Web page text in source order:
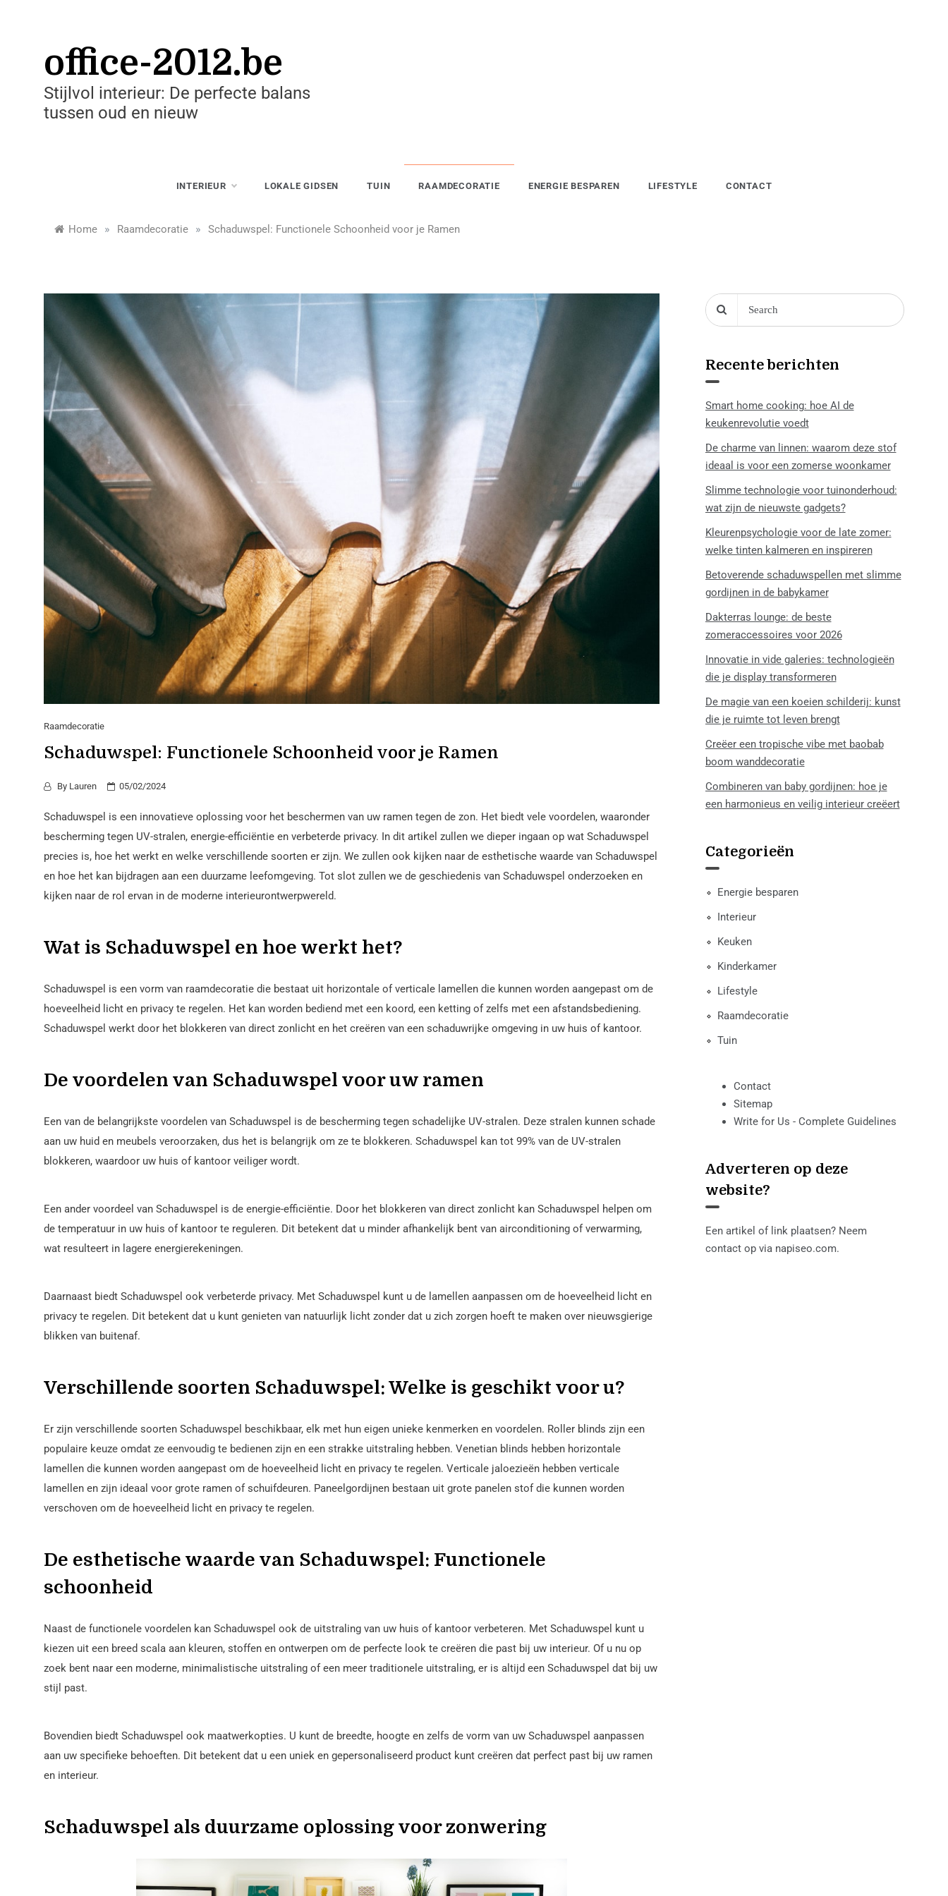
office-2012.be
Stijlvol interieur: De perfecte balans
tussen oud en nieuw
INTERIEUR LOKALE GIDSEN TUIN RAAMDECORATIE ENERGIE BESPAREN LIFESTYLE CONTACT
Home » Raamdecoratie » Schaduwspel: Functionele Schoonheid voor je Ramen
Raamdecoratie
Schaduwspel: Functionele Schoonheid voor je Ramen
By Lauren 05/02/2024
Schaduwspel is een innovatieve oplossing voor het beschermen van uw ramen tegen de zon. Het biedt vele voordelen, waaronder
bescherming tegen UV-stralen, energie-efficiëntie en verbeterde privacy. In dit artikel zullen we dieper ingaan op wat Schaduwspel
precies is, hoe het werkt en welke verschillende soorten er zijn. We zullen ook kijken naar de esthetische waarde van Schaduwspel
en hoe het kan bijdragen aan een duurzame leefomgeving. Tot slot zullen we de geschiedenis van Schaduwspel onderzoeken en
kijken naar de rol ervan in de moderne interieurontwerpwereld.
Wat is Schaduwspel en hoe werkt het?
Schaduwspel is een vorm van raamdecoratie die bestaat uit horizontale of verticale lamellen die kunnen worden aangepast om de
hoeveelheid licht en privacy te regelen. Het kan worden bediend met een koord, een ketting of zelfs met een afstandsbediening.
Schaduwspel werkt door het blokkeren van direct zonlicht en het creëren van een schaduwrijke omgeving in uw huis of kantoor.
De voordelen van Schaduwspel voor uw ramen
Een van de belangrijkste voordelen van Schaduwspel is de bescherming tegen schadelijke UV-stralen. Deze stralen kunnen schade
aan uw huid en meubels veroorzaken, dus het is belangrijk om ze te blokkeren. Schaduwspel kan tot 99% van de UV-stralen
blokkeren, waardoor uw huis of kantoor veiliger wordt.
Een ander voordeel van Schaduwspel is de energie-efficiëntie. Door het blokkeren van direct zonlicht kan Schaduwspel helpen om
de temperatuur in uw huis of kantoor te reguleren. Dit betekent dat u minder afhankelijk bent van airconditioning of verwarming,
wat resulteert in lagere energierekeningen.
Daarnaast biedt Schaduwspel ook verbeterde privacy. Met Schaduwspel kunt u de lamellen aanpassen om de hoeveelheid licht en
privacy te regelen. Dit betekent dat u kunt genieten van natuurlijk licht zonder dat u zich zorgen hoeft te maken over nieuwsgierige
blikken van buitenaf.
Verschillende soorten Schaduwspel: Welke is geschikt voor u?
Er zijn verschillende soorten Schaduwspel beschikbaar, elk met hun eigen unieke kenmerken en voordelen. Roller blinds zijn een
populaire keuze omdat ze eenvoudig te bedienen zijn en een strakke uitstraling hebben. Venetian blinds hebben horizontale
lamellen die kunnen worden aangepast om de hoeveelheid licht en privacy te regelen. Verticale jaloezieën hebben verticale
lamellen en zijn ideaal voor grote ramen of schuifdeuren. Paneelgordijnen bestaan uit grote panelen stof die kunnen worden
verschoven om de hoeveelheid licht en privacy te regelen.
De esthetische waarde van Schaduwspel: Functionele
schoonheid
Naast de functionele voordelen kan Schaduwspel ook de uitstraling van uw huis of kantoor verbeteren. Met Schaduwspel kunt u
kiezen uit een breed scala aan kleuren, stoffen en ontwerpen om de perfecte look te creëren die past bij uw interieur. Of u nu op
zoek bent naar een moderne, minimalistische uitstraling of een meer traditionele uitstraling, er is altijd een Schaduwspel dat bij uw
stijl past.
Bovendien biedt Schaduwspel ook maatwerkopties. U kunt de breedte, hoogte en zelfs de vorm van uw Schaduwspel aanpassen
aan uw specifieke behoeften. Dit betekent dat u een uniek en gepersonaliseerd product kunt creëren dat perfect past bij uw ramen
en interieur.
Schaduwspel als duurzame oplossing voor zonwering
Recente berichten
Smart home cooking: hoe AI de
keukenrevolutie voedt
De charme van linnen: waarom deze stof
ideaal is voor een zomerse woonkamer
Slimme technologie voor tuinonderhoud:
wat zijn de nieuwste gadgets?
Kleurenpsychologie voor de late zomer:
welke tinten kalmeren en inspireren
Betoverende schaduwspellen met slimme
gordijnen in de babykamer
Dakterras lounge: de beste
zomeraccessoires voor 2026
Innovatie in vide galeries: technologieën
die je display transformeren
De magie van een koeien schilderij: kunst
die je ruimte tot leven brengt
Creëer een tropische vibe met baobab
boom wanddecoratie
Combineren van baby gordijnen: hoe je
een harmonieus en veilig interieur creëert
Categorieën
Energie besparen
Interieur
Keuken
Kinderkamer
Lifestyle
Raamdecoratie
Tuin
Contact
Sitemap
Write for Us - Complete Guidelines
Adverteren op deze
website?
Een artikel of link plaatsen? Neem
contact op via napiseo.com.